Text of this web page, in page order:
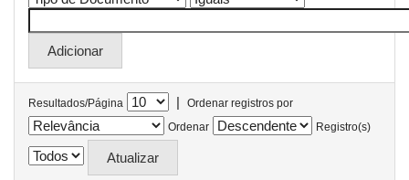
Resultados/Página |
Ordenar registros por
Ordenar
Registro(s)